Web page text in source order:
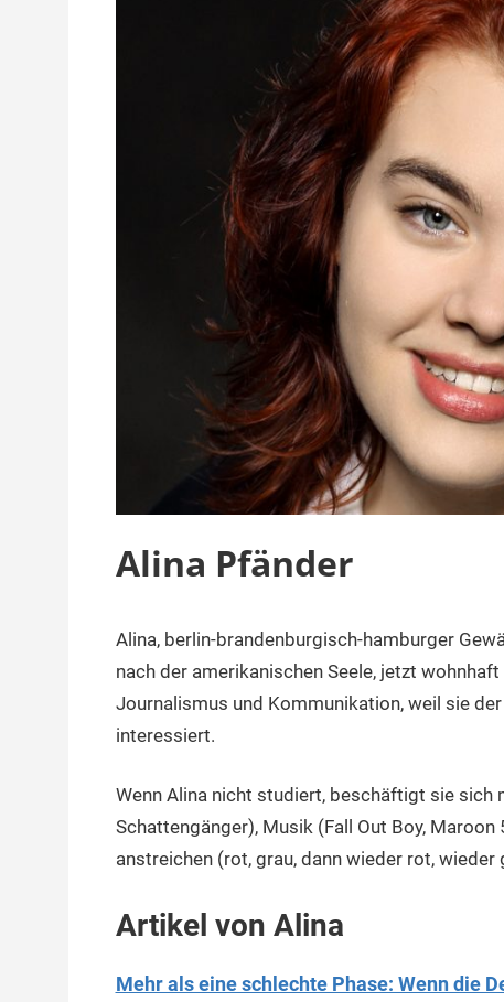
Alina Pfänder
25.
November
2016
terminal-
y
Redaktion
Alina, berlin-brandenburgisch-hamburger
nach der amerikanischen Seele, jetzt
Journalismus und Kommunikation, weil sie
interessiert.
Wenn Alina nicht studiert, beschäftigt sie sich
Schattengänger), Musik (Fall Out Boy,
anstreichen (rot, grau, dann wieder rot,
Artikel von Alina
Mehr als eine schlechte Phase: Wenn die